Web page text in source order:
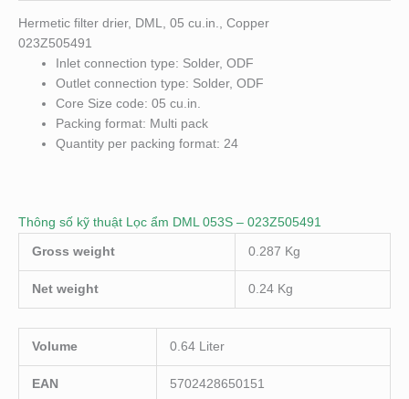
Hermetic filter drier, DML, 05 cu.in., Copper
023Z505491
Inlet connection type: Solder, ODF
Outlet connection type: Solder, ODF
Core Size code: 05 cu.in.
Packing format: Multi pack
Quantity per packing format: 24
Thông số kỹ thuật Lọc ẩm DML 053S – 023Z505491
Gross weight 0.287 Kg
Net weight 0.24 Kg
Volume 0.64 Liter
EAN 5702428650151